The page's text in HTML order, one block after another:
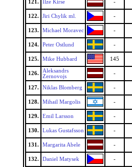
121. Ilze Kirse -
122. Jiri Chylik ml. -
123. Michael Moravec -
124. Peter Ostlund -
125. Mike Hubbard 145
126.
Aleksandrs
Zernovojs
-
127. Niklas Blomberg -
128. Mihail Margolis -
129. Emil Larsson -
130. Lukas Gustafsson -
131. Margarita Abele -
132. Daniel Matysek -